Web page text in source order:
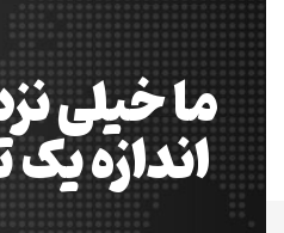
ما خیلی
اندازه